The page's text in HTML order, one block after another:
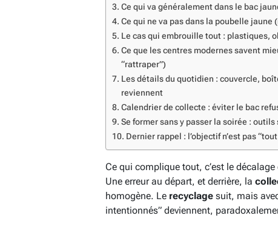
Ce qui va généralement dans le bac
Ce qui ne va pas dans la poubelle jaune
Le cas qui embrouille tout : plastiques,
Ce que les centres modernes savent
“rattraper”)
Les détails du quotidien : couvercle,
reviennent
Calendrier de collecte : éviter le bac
Se former sans y passer la soirée :
Dernier rappel : l’objectif n’est pas
Ce qui complique tout, c’est le
Une erreur au départ, et derrière, la
homogène. Le recyclage suit, mais
intentionnés” deviennent,